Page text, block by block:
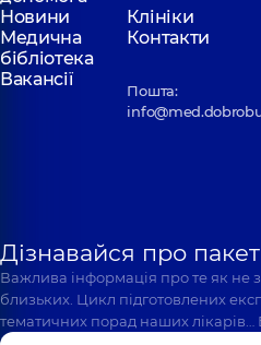
Новини
Клініки
Медична
бібліотека
Контакти
Вакансії
Пошта:
Дізнавайся про
Важлива інформація про те як не
близьких. Цикл підготовлених
тематичних порад наших лікарів…